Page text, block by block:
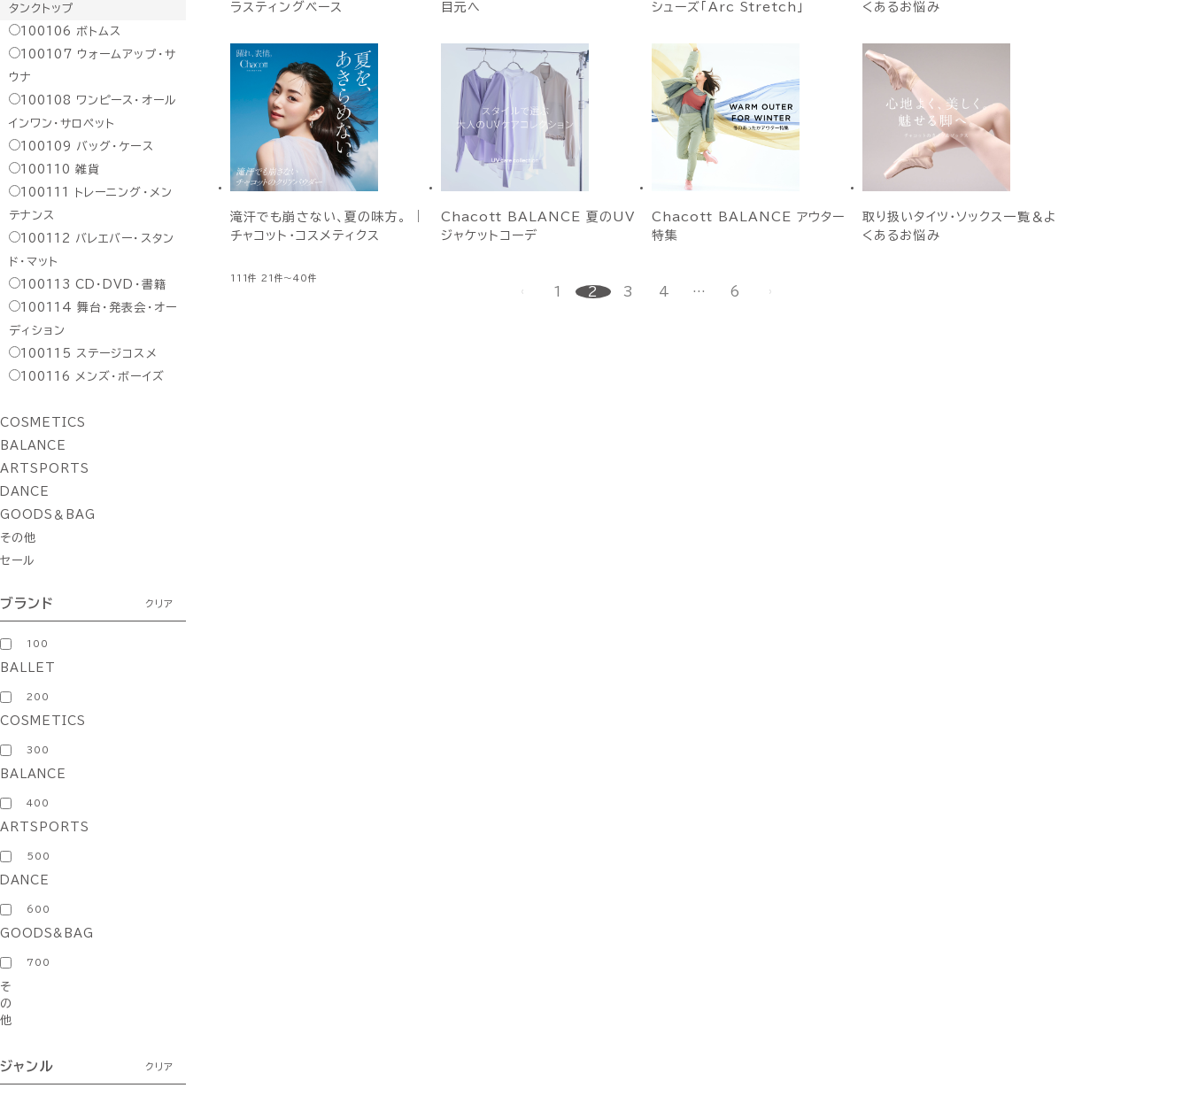
タンクトップ
100106
ボトムス
100107
ウォームアップ・サ
ウナ
100108
ワンピース・オール
インワン・サロペット
100109
バッグ・ケース
100110 雑貨
100111
トレーニング・メン
テナンス
100112
バレエバー・スタン
ド・マット
100113 CD・DVD・書籍
100114 舞台・発表会・オー
ディション
100115
ステージコスメ
100116
メンズ・ボーイズ
COSMETICS
BALANCE
ARTSPORTS
DANCE
GOODS＆BAG
その他
セール
ブランド クリア
100
BALLET
200
COSMETICS
300
BALANCE
400
ARTSPORTS
500
DANCE
600
GOODS&BAG
700
そ
の
他
ジャンル クリア
ラスティングベース
目元へ
シューズ「Arc Stretch」
くあるお悩み
滝汗でも崩さない、夏の味方。 ｜
チャコット・コスメティクス
Chacott BALANCE 夏のUV
ジャケットコーデ
Chacott BALANCE アウター
特集
取り扱いタイツ・ソックス一覧＆よ
くあるお悩み
111件 21件～40件
1 2 3 4 … 6